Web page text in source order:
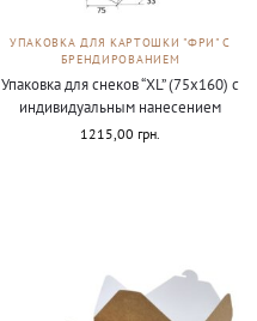
УПАКОВКА ДЛЯ КАРТОШКИ "ФРИ" С
БРЕНДИРОВАНИЕМ
Упаковка для снеков “ХL” (75х160) с
индивидуальным нанесением
1215,00 грн.